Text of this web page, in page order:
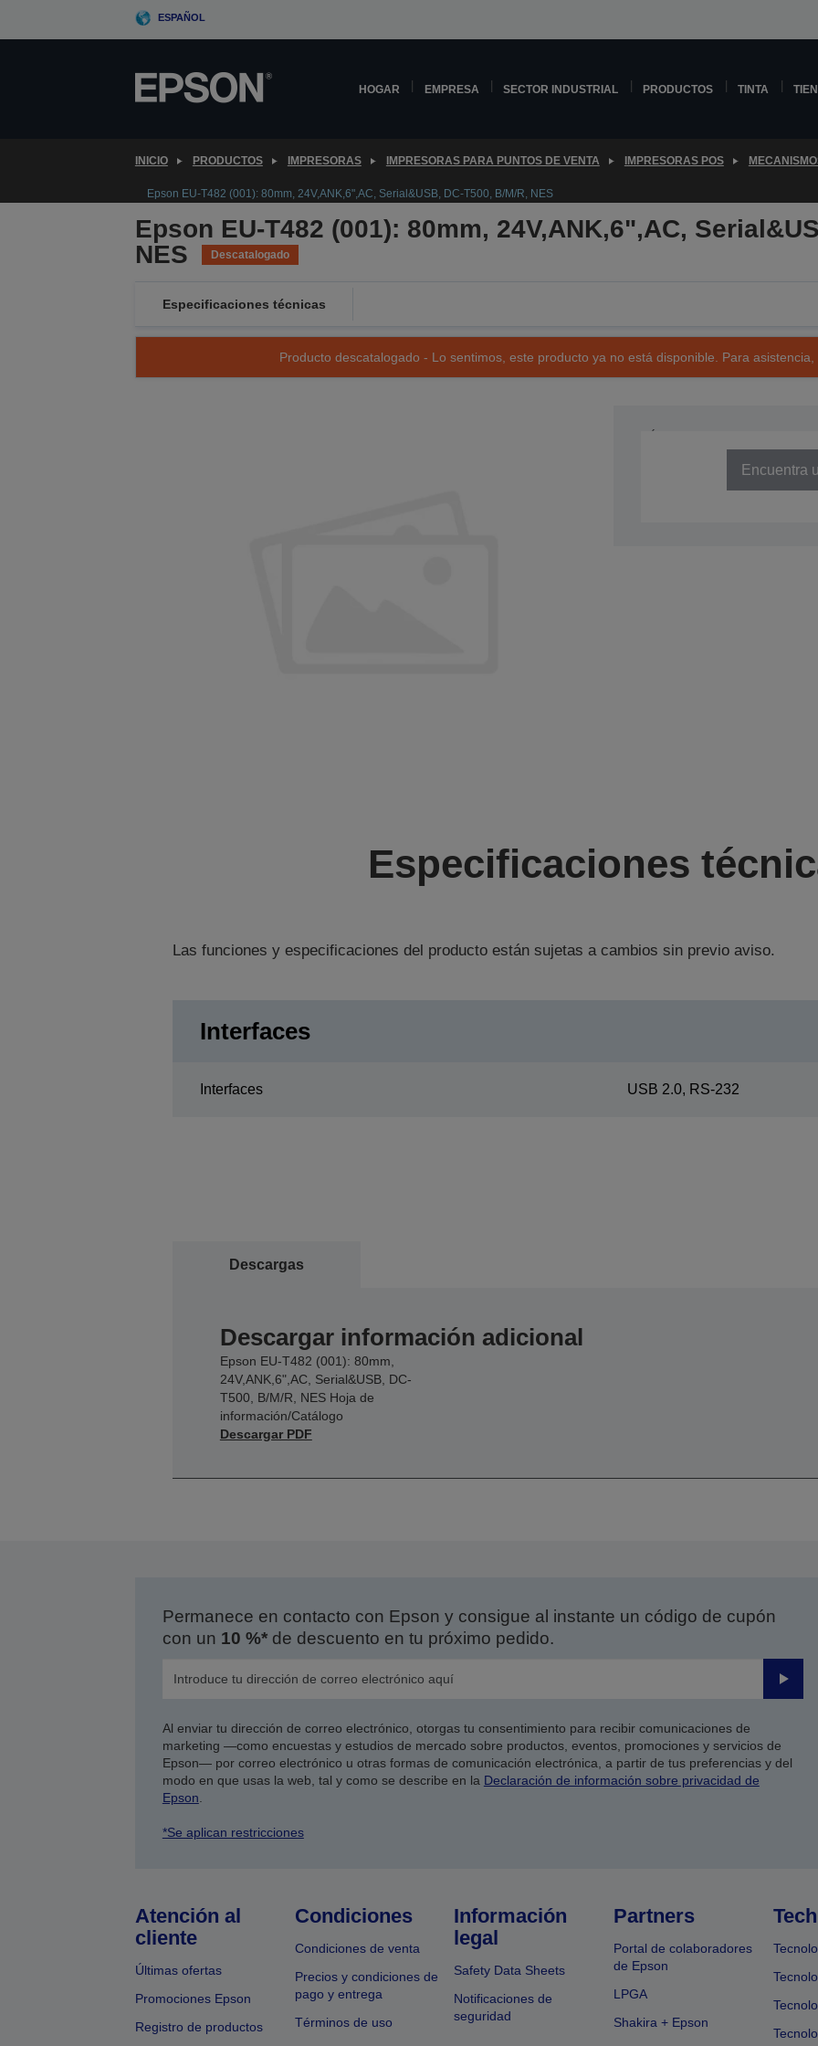
ESPAÑOL
HOGAR EMPRESA SECTOR INDUSTRIAL PRODUCTOS TINTA
INICIO PRODUCTOS IMPRESORAS IMPRESORAS PARA PUNTOS DE VENTA IMPRESORAS POS
Epson EU-T482 (001): 80mm, 24V,ANK,6",AC, Serial&USB, DC-T500, B/M/R, NES
Epson EU-T482 (001): 80mm, 24V,ANK,6",AC,
NES
Descatalogado
Especificaciones técnicas
Producto descatalogado - Lo sentimos, este producto ya no está disponible. Para
Encuentra
Especificaciones
Las funciones y especificaciones del producto están sujetas a cambios sin previo aviso.
Interfaces
Interfaces USB 2.0, RS-232
Descargas
Descargar información adicional
Epson EU-T482 (001): 80mm,
24V,ANK,6",AC, Serial&USB, DC-
T500, B/M/R, NES Hoja de
información/Catálogo
Descargar PDF
Permanece en contacto con Epson y consigue al instante un código de cupón
con un 10 %*de descuento en tu próximo pedido.
Enviar
Al enviar tu dirección de correo electrónico, otorgas tu consentimiento para recibir comunicaciones de
marketing —como encuestas y estudios de mercado sobre productos, eventos, promociones y servicios de
Epson— por correo electrónico u otras formas de comunicación electrónica, a partir de tus preferencias y del
modo en que usas la web, tal y como se describe en la Declaración de información sobre privacidad de
Epson
*Se aplican restricciones
Atención al
cliente
Últimas ofertas
Promociones Epson
Registro de productos
Condiciones
Condiciones de venta
Precios y condiciones de
pago y entrega
Términos de uso
Información
legal
Safety Data Sheets
Notificaciones de
seguridad
Partners
Portal de colaboradores
de Epson
LPGA
Shakira + Epson